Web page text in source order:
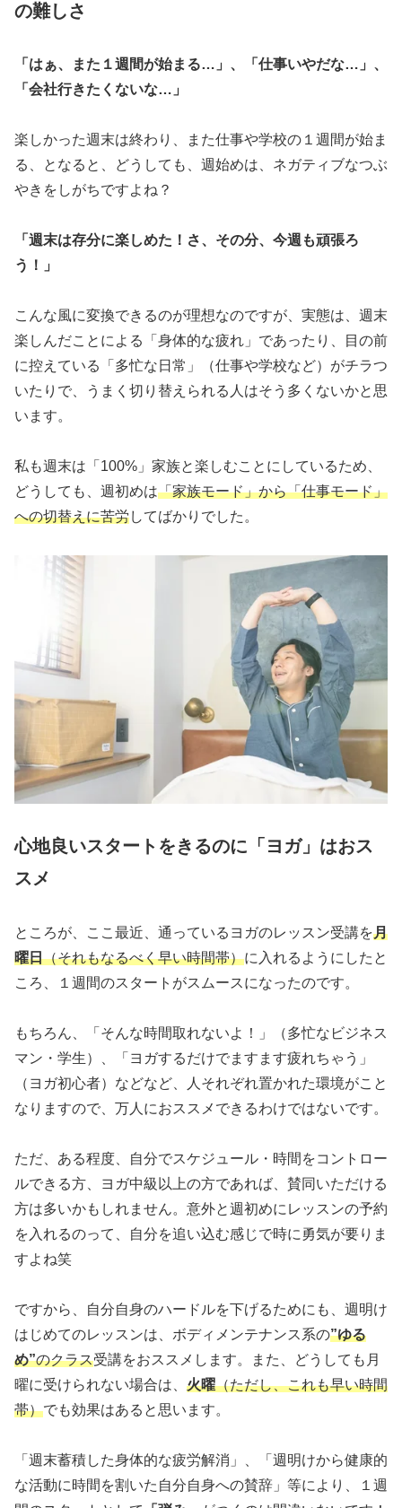
の難しさ
「はぁ、また１週間が始まる…」、「仕事いやだな…」、
「会社行きたくないな…」
楽しかった週末は終わり、また仕事や学校の１週間が始ま
る、となると、どうしても、週始めは、ネガティブなつぶ
やきをしがちですよね？
「週末は存分に楽しめた！さ、その分、今週も頑張ろ
う！」
こんな風に変換できるのが理想なのですが、実態は、週末
楽しんだことによる「身体的な疲れ」であったり、目の前
に控えている「多忙な日常」（仕事や学校など）がチラつ
いたりで、うまく切り替えられる人はそう多くないかと思
います。
私も週末は「100%」家族と楽しむことにしているため、
どうしても、週初めは「家族モード」から「仕事モード」
への切替えに苦労してばかりでした。
心地良いスタートをきるのに「ヨガ」はおス
スメ
ところが、ここ最近、通っているヨガのレッスン受講を月
曜日（それもなるべく早い時間帯）に入れるようにしたと
ころ、１週間のスタートがスムースになったのです。
もちろん、「そんな時間取れないよ！」（多忙なビジネス
マン・学生）、「ヨガするだけでますます疲れちゃう」
（ヨガ初心者）などなど、人それぞれ置かれた環境がこと
なりますので、万人におススメできるわけではないです。
ただ、ある程度、自分でスケジュール・時間をコントロー
ルできる方、ヨガ中級以上の方であれば、賛同いただける
方は多いかもしれません。意外と週初めにレッスンの予約
を入れるのって、自分を追い込む感じで時に勇気が要りま
すよね笑
ですから、自分自身のハードルを下げるためにも、週明け
はじめてのレッスンは、ボディメンテナンス系の”ゆる
め”のクラス受講をおススメします。また、どうしても月
曜に受けられない場合は、 火曜（ただし、これも早い時間
帯）でも効果はあると思います。
「週末蓄積した身体的な疲労解消」、「週明けから健康的
な活動に時間を割いた自分自身への賛辞」等により、１週